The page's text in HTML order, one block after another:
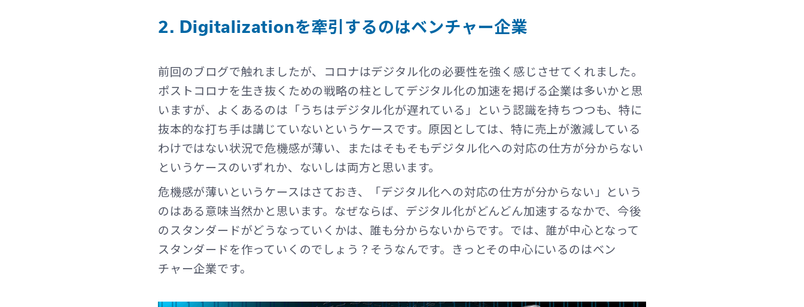
2. Digitalizationを牽引するのはベンチャー企業
前回のブログで触れましたが、コロナはデジタル化の必要性を強く感じさせてくれました。
ポストコロナを生き抜くための戦略の柱としてデジタル化の加速を掲げる企業は多いかと思
いますが、よくあるのは「うちはデジタル化が遅れている」という認識を持ちつつも、特に
抜本的な打ち手は講じていないというケースです。原因としては、特に売上が激減している
わけではない状況で危機感が薄い、またはそもそもデジタル化への対応の仕方が分からない
というケースのいずれか、ないしは両方と思います。
危機感が薄いというケースはさておき、「デジタル化への対応の仕方が分からない」という
のはある意味当然かと思います。なぜならば、デジタル化がどんどん加速するなかで、今後
のスタンダードがどうなっていくかは、誰も分からないからです。では、誰が中心となって
スタンダードを作っていくのでしょう？そうなんです。きっとその中心にいるのはベン
チャー企業です。